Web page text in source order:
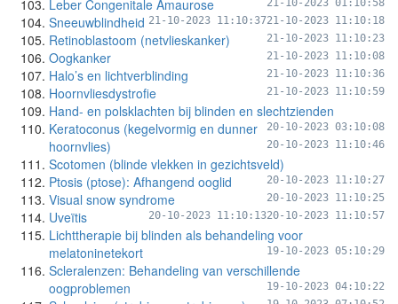
21-10-2023 01:10:58
Leber Congenitale Amaurose
21-10-2023 11:10:18
Sneeuwblindheid 21-10-2023 11:10:37
Retinoblastoom (netvlieskanker) 21-10-2023 11:10:23
Oogkanker 21-10-2023 11:10:08
Halo’s en lichtverblinding 21-10-2023 11:10:36
Hoornvliesdystrofie 21-10-2023 11:10:59
Hand- en polsklachten bij blinden en slechtzienden
20-10-2023 03:10:08
Keratoconus (kegelvormig en dunner
hoornvlies)
20-10-2023 11:10:46
Scotomen (blinde vlekken in gezichtsveld)
20-10-2023 11:10:27
Ptosis (ptose): Afhangend ooglid
20-10-2023 11:10:25
Visual snow syndrome
20-10-2023 11:10:57
Uveïtis 20-10-2023 11:10:13
Lichttherapie bij blinden als behandeling voor
melatoninetekort
19-10-2023 05:10:29
Scleralenzen: Behandeling van verschillende
oogproblemen
19-10-2023 04:10:22